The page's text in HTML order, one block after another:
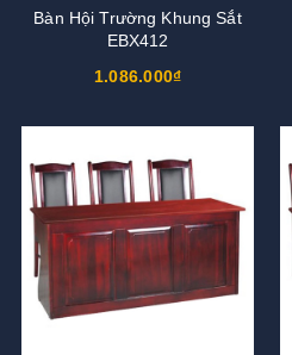
Bàn Hội Trường Khung Sắt
EBX412
1.086.000₫